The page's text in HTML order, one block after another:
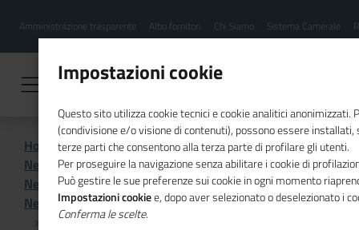
contenuto
Menu
hamburgher
Amministrazione trasparente Albo fornitori Chi Siamo Sistema Camerale
Home
Sistema Camerale
News dal sistema camerale
News dal sistema camerale - Archivio 2023
News dal sistema camerale - Archivio ottobre 2023
Impostazioni cookie
Questo sito utilizza cookie tecnici e cookie analitici anonimizzati.
(condivisione e/o visione di contenuti), possono essere installati,
terze parti che consentono alla terza parte di profilare gli utenti.
Per proseguire la navigazione senza abilitare i cookie di
Può gestire le sue preferenze sui cookie in ogni momento
Impostazioni cookiee, dopo aver selezionato o deselezionato i
Conferma le scelte.